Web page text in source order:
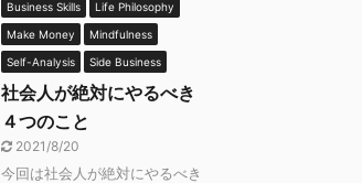
Business Skills Life Philosophy
Make Money Mindfulness
Self-Analysis Side Business
社会人が絶対にやるべき
４つのこと
2021/8/20
今回は社会人が絶対にやるべき